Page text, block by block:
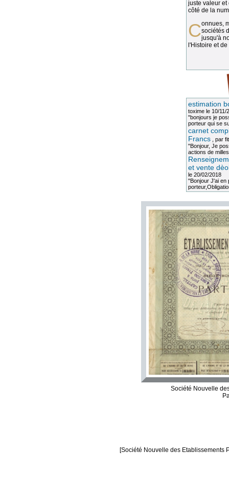
juste valeur et
côté de la
Connues, méconnues, ou inconnues, lessociétés
jusqu'à
l'Histoire et
estimation
toximele 10/11/
"bonjours je
porteur qui se
carnet
Francs, par
"Bonjour, Je
actions de
et vente
le 20/02/2018
"Bonjour J'ai en
Société Nouvelle
[Société Nouvelle des Etablissements